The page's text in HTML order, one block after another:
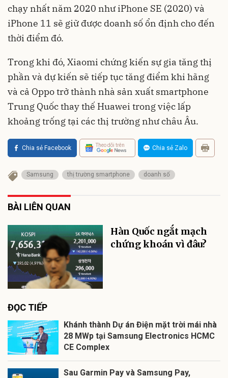
chạy nhất năm 2020 như iPhone SE (2020) và
iPhone 11 sẽ giữ được doanh số ổn định cho đến
thời điểm đó.
Trong khi đó, Xiaomi chứng kiến sự gia tăng thị
phần và dự kiến sẽ tiếp tục tăng điểm khi hãng
và cả Oppo trở thành nhà sản xuất smartphone
Trung Quốc thay thế Huawei trong việc lấp
khoảng trống tại các thị trường như châu Âu.
Chia sẻ Facebook Theo dõi trên Chia sẻ Zalo
Samsung thị trường smartphone doanh số
BÀI LIÊN QUAN
Hàn Quốc ngắt mạch
chứng khoán vì đâu?
ĐỌC TIẾP
Khánh thành Dự án Điện mặt trời mái nhà
28 MWp tại Samsung Electronics HCMC
CE Complex
Sau Garmin Pay và Samsung Pay,